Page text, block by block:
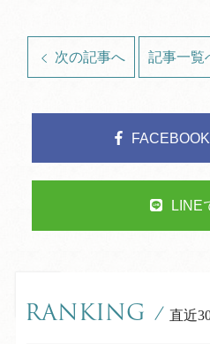
次の記事へ 記事一覧
LINE
RANKING / 直近